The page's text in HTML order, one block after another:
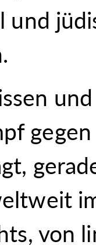
und
von